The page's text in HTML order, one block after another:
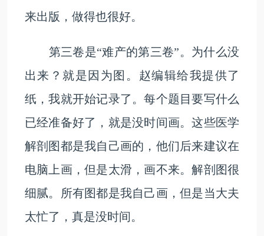
来出版，做得也很好。
第三卷是“难产的第三卷”。为什么没
出来？就是因为图。赵编辑给我提供了
纸，我就开始记录了。每个题目要写什么
已经准备好了，就是没时间画。这些医学
解剖图都是我自己画的，他们后来建议在
电脑上画，但是太滑，画不来。解剖图很
细腻。所有图都是我自己画，但是当大夫
太忙了，真是没时间。